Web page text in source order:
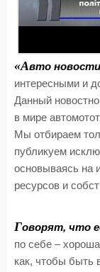
«Авто
интересными и
Данный
в мире
Мы отбираем
публикуем
основываясь на
ресурсов и
Говорят, что
по себе –
как, чтобы быть